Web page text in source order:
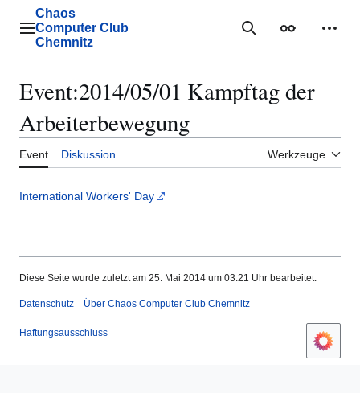
Inhalt
springenHauptmenü
Chaos
Computer Club
Chemnitz
Suche
Event:2014/05/01 Kampftag der
Arbeiterbewegung
Event Diskussion Werkzeuge
International Workers' Day
Diese Seite wurde zuletzt am 25. Mai 2014 um 03:21 Uhr bearbeitet.
Datenschutz Über Chaos Computer Club Chemnitz
Haftungsausschluss